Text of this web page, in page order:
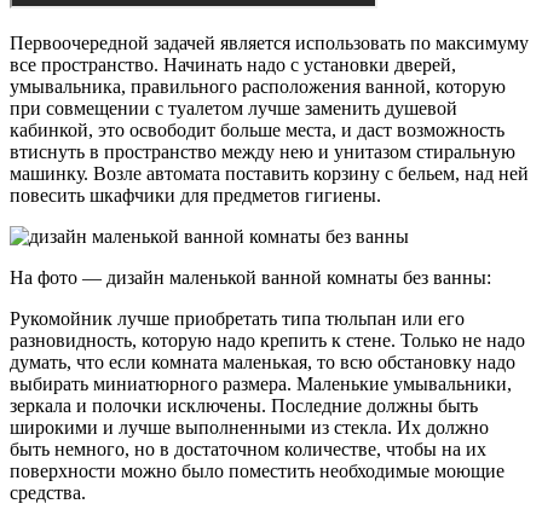
Первоочередной задачей является использовать по максимуму
все пространство. Начинать надо с установки дверей,
умывальника, правильного расположения ванной, которую
при совмещении с туалетом лучше заменить душевой
кабинкой, это освободит больше места, и даст возможность
втиснуть в пространство между нею и унитазом стиральную
машинку. Возле автомата поставить корзину с бельем, над ней
повесить шкафчики для предметов гигиены.
На фото — дизайн маленькой ванной комнаты без ванны:
Рукомойник лучше приобретать типа тюльпан или его
разновидность, которую надо крепить к стене. Только не надо
думать, что если комната маленькая, то всю обстановку надо
выбирать миниатюрного размера. Маленькие умывальники,
зеркала и полочки исключены. Последние должны быть
широкими и лучше выполненными из стекла. Их должно
быть немного, но в достаточном количестве, чтобы на их
поверхности можно было поместить необходимые моющие
средства.